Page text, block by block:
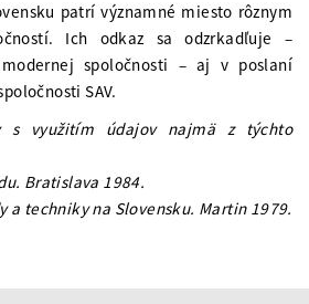
patrí významné miesto rôznym
Ich odkaz sa odzrkadľuje –
spoločnosti – aj v poslaní
SAV.
s využitím údajov najmä z týchto
Bratislava 1984.
a techniky na Slovensku. Martin 1979.